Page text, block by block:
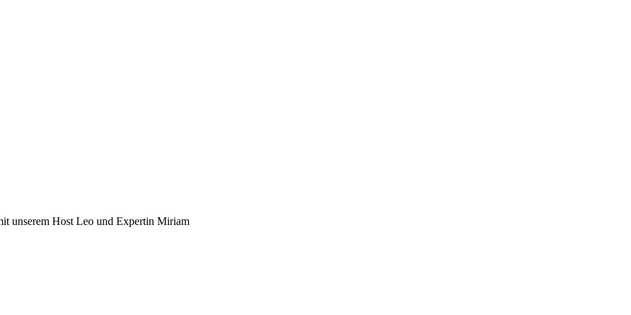
unserem Host Leo und Expertin Miriam